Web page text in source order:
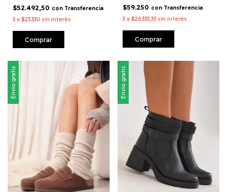
$52.492,50 con Transferencia
3 x $23.330 sin interés
Comprar
$59.250 con Transferencia
3 x $26.333,33 sin interés
Comprar
Envío gratis Envío gratis